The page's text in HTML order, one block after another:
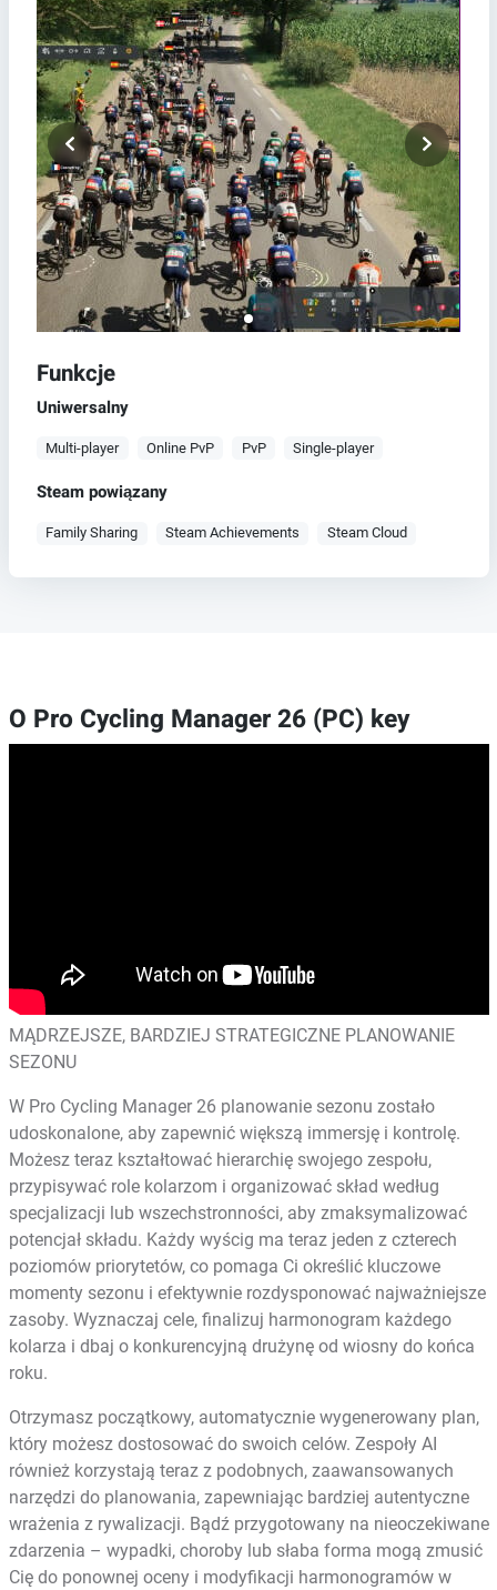
Funkcje
Uniwersalny
Multi-player Online PvP PvP Single-player
Steam powiązany
Family Sharing Steam Achievements Steam Cloud
O Pro Cycling Manager 26 (PC) key
MĄDRZEJSZE, BARDZIEJ STRATEGICZNE PLANOWANIE
SEZONU
W Pro Cycling Manager 26 planowanie sezonu zostało
udoskonalone, aby zapewnić większą immersję i kontrolę.
Możesz teraz kształtować hierarchię swojego zespołu,
przypisywać role kolarzom i organizować skład według
specjalizacji lub wszechstronności, aby zmaksymalizować
potencjał składu. Każdy wyścig ma teraz jeden z czterech
poziomów priorytetów, co pomaga Ci określić kluczowe
momenty sezonu i efektywnie rozdysponować najważniejsze
zasoby. Wyznaczaj cele, finalizuj harmonogram każdego
kolarza i dbaj o konkurencyjną drużynę od wiosny do końca
roku.
Otrzymasz początkowy, automatycznie wygenerowany plan,
który możesz dostosować do swoich celów. Zespoły AI
również korzystają teraz z podobnych, zaawansowanych
narzędzi do planowania, zapewniając bardziej autentyczne
wrażenia z rywalizacji. Bądź przygotowany na nieoczekiwane
zdarzenia – wypadki, choroby lub słaba forma mogą zmusić
Cię do ponownej oceny i modyfikacji harmonogramów w